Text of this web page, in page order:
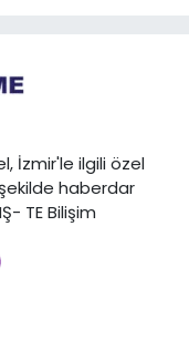
İzmir'le ilgili özel
haberdar
TE Bilişim